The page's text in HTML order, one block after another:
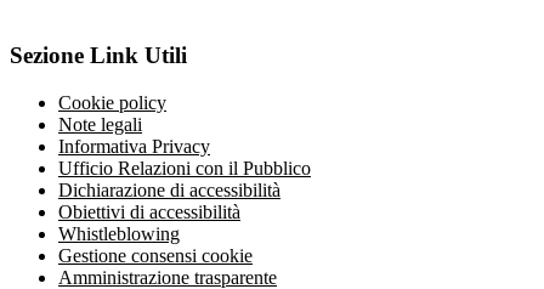
Sezione Link Utili
Cookie policy
Note legali
Informativa Privacy
Ufficio Relazioni con il Pubblico
Dichiarazione di accessibilità
Obiettivi di accessibilità
Whistleblowing
Gestione consensi cookie
Amministrazione trasparente